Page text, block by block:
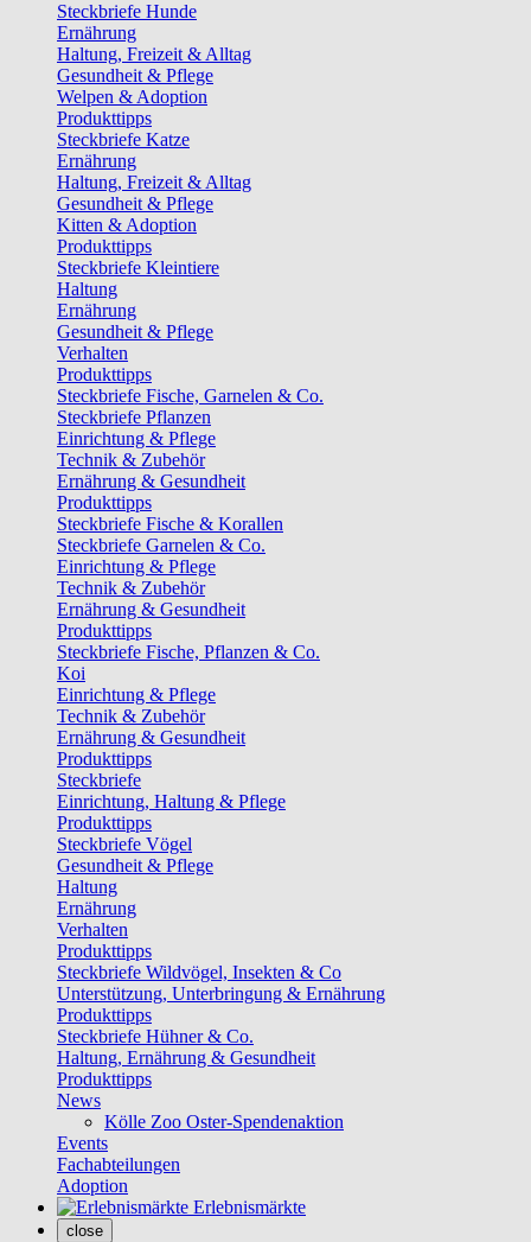
Steckbriefe Hunde
Ernährung
Haltung, Freizeit & Alltag
Gesundheit & Pflege
Welpen & Adoption
Produkttipps
Steckbriefe Katze
Ernährung
Haltung, Freizeit & Alltag
Gesundheit & Pflege
Kitten & Adoption
Produkttipps
Steckbriefe Kleintiere
Haltung
Ernährung
Gesundheit & Pflege
Verhalten
Produkttipps
Steckbriefe Fische, Garnelen & Co.
Steckbriefe Pflanzen
Einrichtung & Pflege
Technik & Zubehör
Ernährung & Gesundheit
Produkttipps
Steckbriefe Fische & Korallen
Steckbriefe Garnelen & Co.
Einrichtung & Pflege
Technik & Zubehör
Ernährung & Gesundheit
Produkttipps
Steckbriefe Fische, Pflanzen & Co.
Koi
Einrichtung & Pflege
Technik & Zubehör
Ernährung & Gesundheit
Produkttipps
Steckbriefe
Einrichtung, Haltung & Pflege
Produkttipps
Steckbriefe Vögel
Gesundheit & Pflege
Haltung
Ernährung
Verhalten
Produkttipps
Steckbriefe Wildvögel, Insekten & Co
Unterstützung, Unterbringung & Ernährung
Produkttipps
Steckbriefe Hühner & Co.
Haltung, Ernährung & Gesundheit
Produkttipps
News
Kölle Zoo Oster-Spendenaktion
Events
Fachabteilungen
Adoption
Erlebnismärkte
close